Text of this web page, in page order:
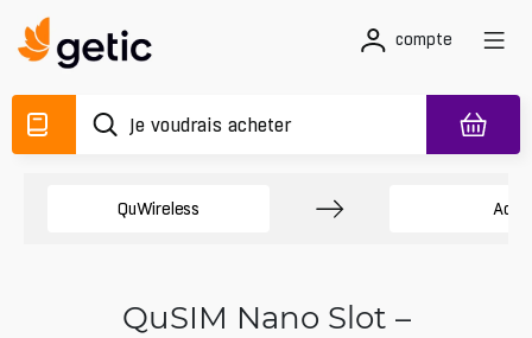
compte
QuWireless
QuSIM Nano Slot –